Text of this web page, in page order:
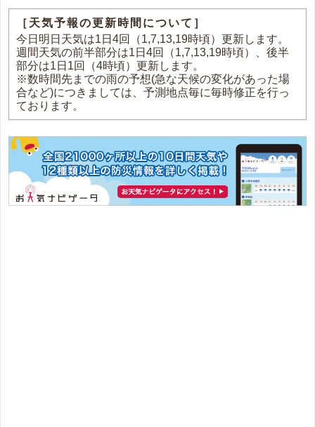
［天気予報の更新時間について］
今日明日天気は1日4回（1,7,13,19時頃）更新します。
週間天気の前半部分は1日4回（1,7,13,19時頃）、後半
部分は1日1回（4時頃）更新します。
※数時間先までの雨の予想(急な天候の変化があった場
合など)につきましては、予測地点毎に毎時修正を行っ
ております。